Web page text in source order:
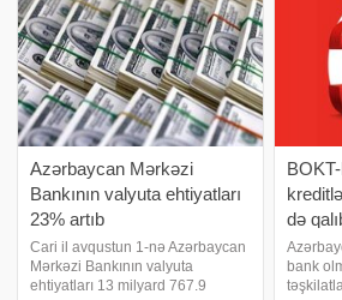
Azərbaycan Mərkəzi
Bankının valyuta ehtiyatları
23% artıb
Cari il avqustun 1-nə Azərbaycan
Mərkəzi Bankının valyuta
ehtiyatları 13 milyard 767.9
də
bank